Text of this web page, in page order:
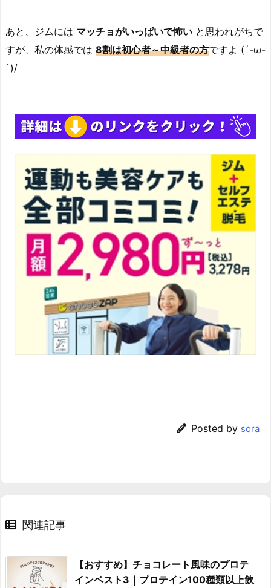
あと、ジムには マッチョがいっぱいで怖い と思われがちで
すが、私の体感では 8割は初心者～中級者の方ですよ (´-ω-
`)/
Posted by sora
関連記事
【おすすめ】チョコレート風味のプロテ
インベスト3｜プロテイン100種類以上飲